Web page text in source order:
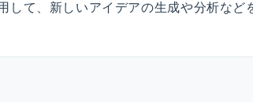
して、新しいアイデアの生成や分析など